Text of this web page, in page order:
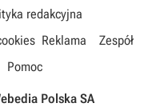
redakcyjna
Reklama
Zespół
Pomoc
Polska SA